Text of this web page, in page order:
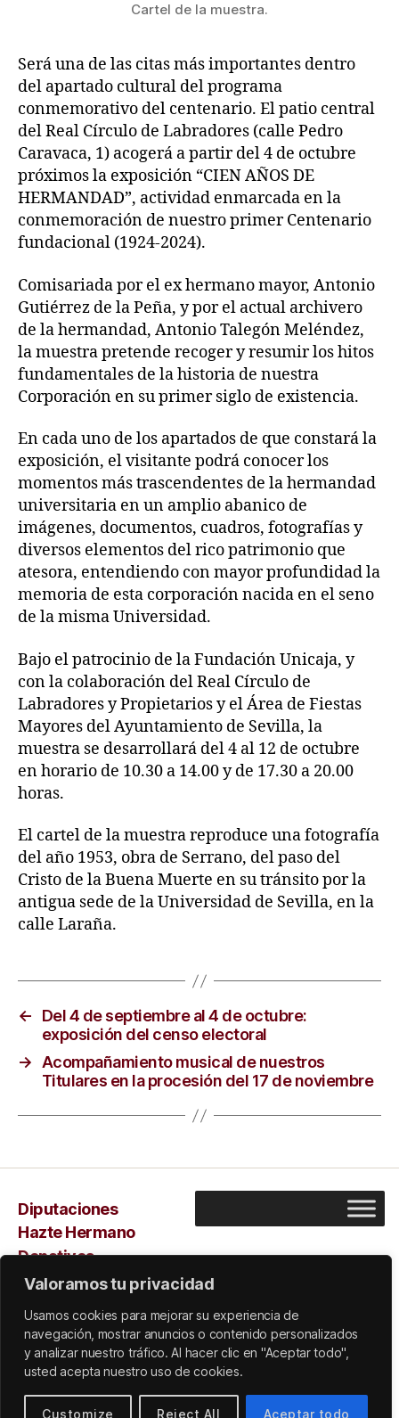
Valoramos tu privacidad
Usamos cookies para mejorar su experiencia de
navegación, mostrar anuncios o contenido personalizados
y analizar nuestro tráfico. Al hacer clic en "Aceptar todo",
usted acepta nuestro uso de cookies.
Customize Reject All Aceptar todo
Cartel de la muestra.
Será una de las citas más importantes dentro
del apartado cultural del programa
conmemorativo del centenario. El patio central
del Real Círculo de Labradores (calle Pedro
Caravaca, 1) acogerá a partir del 4 de octubre
próximos la exposición “CIEN AÑOS DE
HERMANDAD”, actividad enmarcada en la
conmemoración de nuestro primer Centenario
fundacional (1924-2024).
Comisariada por el ex hermano mayor, Antonio
Gutiérrez de la Peña, y por el actual archivero
de la hermandad, Antonio Talegón Meléndez,
la muestra pretende recoger y resumir los hitos
fundamentales de la historia de nuestra
Corporación en su primer siglo de existencia.
En cada uno de los apartados de que constará la
exposición, el visitante podrá conocer los
momentos más trascendentes de la hermandad
universitaria en un amplio abanico de
imágenes, documentos, cuadros, fotografías y
diversos elementos del rico patrimonio que
atesora, entendiendo con mayor profundidad la
memoria de esta corporación nacida en el seno
de la misma Universidad.
Bajo el patrocinio de la Fundación Unicaja, y
con la colaboración del Real Círculo de
Labradores y Propietarios y el Área de Fiestas
Mayores del Ayuntamiento de Sevilla, la
muestra se desarrollará del 4 al 12 de octubre
en horario de 10.30 a 14.00 y de 17.30 a 20.00
horas.
El cartel de la muestra reproduce una fotografía
del año 1953, obra de Serrano, del paso del
Cristo de la Buena Muerte en su tránsito por la
antigua sede de la Universidad de Sevilla, en la
calle Laraña.
←
Del 4 de septiembre al 4 de octubre:
exposición del censo electoral
→ Acompañamiento musical de nuestros
Titulares en la procesión del 17 de noviembre
Diputaciones
Hazte Hermano
Donativos
Capilla
© 2026 Subir